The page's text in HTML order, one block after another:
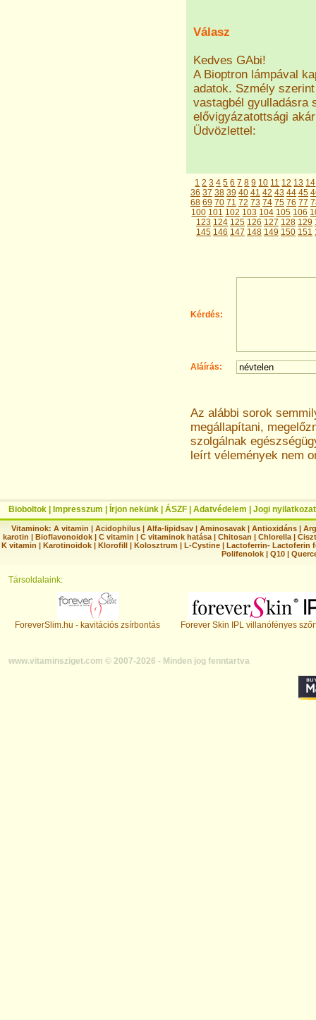
Válasz
Kedves GAbi!
A Bioptron lámpával
adatok. Szmély
vastagbél gyulladásra
elővigyázatottsági
Üdvözlettel:
1 2 3 4 5 6 7 8 9 10 11 12 13 14
36 37 38 39 40 41 42 43 44 45
68 69 70 71 72 73 74 75 76 77
100 101 102 103 104 105 106
123 124 125 126 127 128 129
145 146 147 148 149 150 151
Kérdés:
Aláírás:
Az alábbi sorok
megállapítani,
szolgálnak
leírt vélemények nem
Bioboltok Impresszum Írjon nekünk ÁSZF Adatvédelem Jogi nyilatkozat
Vitaminok: A vitamin |Acidophilus |Alfa-lipidsav |Aminosavak |Antioxidáns |
karotin | Bioflavonoidok | C vitamin | C vitaminok hatása | Chitosan | Chlorella |
K vitamin | Karotinoidok | Klorofill | Kolosztrum | L-Cystine | Lactoferrin- Lactoferin
Polifenolok |Q10 |
Társoldalaink:
ForeverSlim.hu - kavitációs zsírbontás Forever Skin IPL villanófényes
www.vitaminsziget.com © 2007-2026 - Minden jog fenntartva